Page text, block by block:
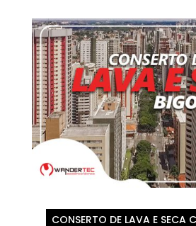
CONSERTO DE LAVA E SECA